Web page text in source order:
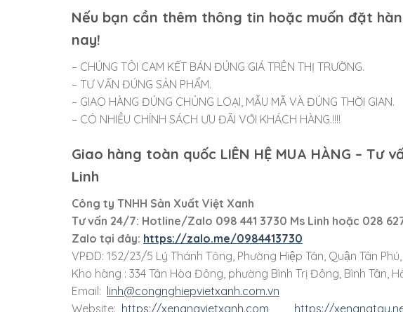
Nếu bạn cần thêm thông tin hoặc muốn đặt
nay!
– CHÚNG TÔI CAM KẾT BÁN ĐÚNG GIÁ TRÊN THỊ TRƯỜNG.
– TƯ VẤN ĐÚNG SẢN PHẨM.
– GIAO HÀNG ĐÚNG CHỦNG LOẠI, MẪU MÃ VÀ ĐÚNG THỜI GIAN.
– CÓ NHIỀU CHÍNH SÁCH ƯU ĐÃI VỚI KHÁCH HÀNG.!!!!
Giao hàng toàn quốc LIÊN HỆ MUA HÀNG – Tư
Linh
Công ty TNHH Sản Xuất Việt Xanh
Tư vấn 24/7: Hotline/Zalo 098 441 3730 Ms Linh hoặc 028
Zalo tại đây: https://zalo.me/0984413730
VPĐD: 152/23/5 Lý Thánh Tông, Phường Hiệp Tân, Quận Tân
Kho hàng : 334 Tân Hòa Đông, phường Bình Trị Đông, Bình Tân,
Email: linh@congnghiepvietxanh.com.vn
Website: https://xenangvietxanh.com https://